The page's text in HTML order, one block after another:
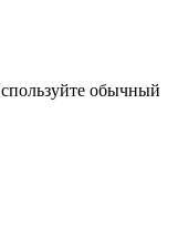
обычный